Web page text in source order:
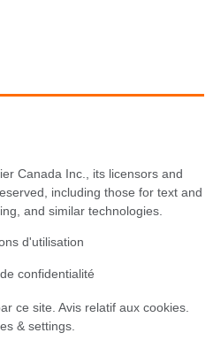
Canada Inc., its licensors and
including those for text and
and similar technologies.
d'utilisation
confidentialité
ce site. Avis relatif aux cookies.
& settings.